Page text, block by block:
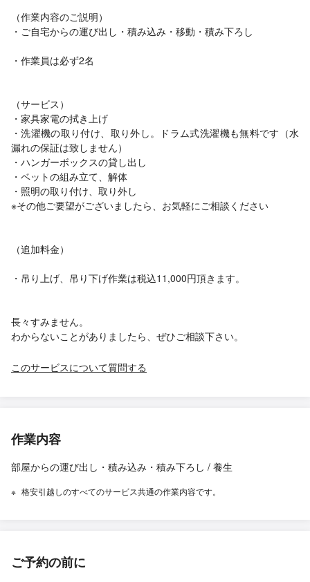
（作業内容のご説明）
・ご自宅からの運び出し・積み込み・移動・積み下ろし
・作業員は必ず2名
（サービス）
・家具家電の拭き上げ
・洗濯機の取り付け、取り外し。ドラム式洗濯機も無料です（水
漏れの保証は致しません）
・ハンガーボックスの貸し出し
・ベットの組み立て、解体
・照明の取り付け、取り外し
※その他ご要望がございましたら、お気軽にご相談ください
（追加料金）
・吊り上げ、吊り下げ作業は税込11,000円頂きます。
長々すみません。
わからないことがありましたら、ぜひご相談下さい。
このサービスについて質問する
作業内容
部屋からの運び出し・積み込み・積み下ろし / 養生
格安引越しのすべてのサービス共通の作業内容です。
ご予約の前に